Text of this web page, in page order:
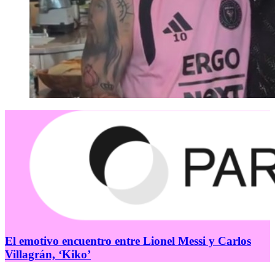
El emotivo encuentro entre Lionel Messi y Carlos
Villagrán, ‘Kiko’